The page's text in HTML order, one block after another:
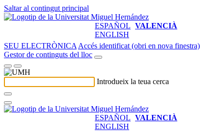
Saltar al contingut principal
ESPAÑOL VALENCIÀ
ENGLISH
SEU ELECTRÒNICA Accés identificat (obri en nova finestra)
Gestor de continguts del lloc
Introdueix la teua cerca
ESPAÑOL VALENCIÀ
ENGLISH